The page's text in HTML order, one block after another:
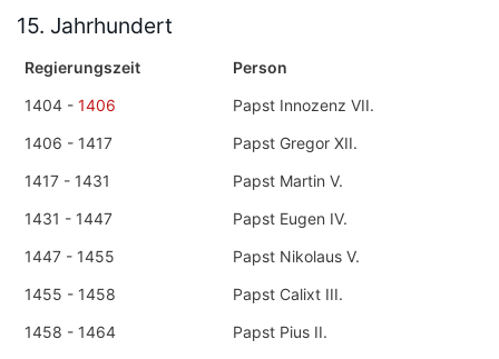
15. Jahrhundert
Regierungszeit
Person
1404 - 1406
Papst Innozenz VII.
1406 - 1417
Papst Gregor XII.
1417 - 1431
Papst Martin V.
1431 - 1447
Papst Eugen IV.
1447 - 1455
Papst Nikolaus V.
1455 - 1458
Papst Calixt III.
1458 - 1464
Papst Pius II.